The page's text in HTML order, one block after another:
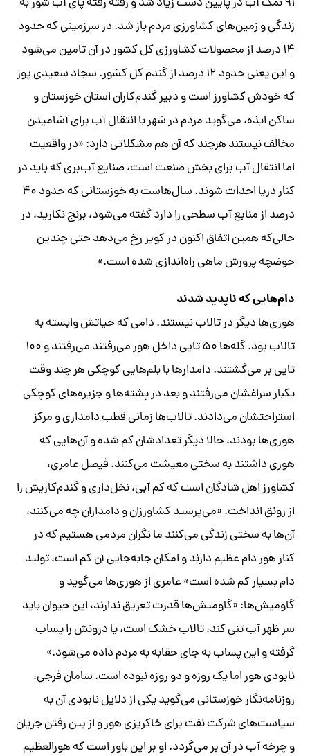
زندگی و زمین‌های کشاورزی مردم باز شد. در سرزمینی که حدود
۱۴ درصد از محصولات کشاورزی کل کشور در آن تامین می‌شود
و این یعنی حدود ۱۲ درصد از گندم کل کشور. سجاد سعیدی پور
که خودش کشاورز است و دبیر گندم‌کاران استان خوزستان و
ساکن ایذه، می‌گوید مردم در شهر با انتقال آب برای آشامیدن
مخالف نیستند هرچند که آن هم مشکلاتی دارد: «در واقعیت
اما انتقال آب برای بخش صنعت است، صنایع آب‌بری که باید در
کنار دریا احداث شوند. سال‌هاست به خوزستانی‌ که حدود ۴۰
درصد از منابع آب سطحی را دارد گفته می‌شود، برنج نکارید، در
حالی‌که همین اتفاق اکنون در کویر رخ می‌دهد حتی چندین
حوضچه پرورش ماهی راه‌اندازی شده است.»
دام‌هایی که ناپدید شدند
هوری‌ها دیگر در تالاب نیستند. دامی که حیاتش وابسته به
تالاب بود. گله‌ها ۵۰ تایی داخل هور می‌رفتند می‌رفتند و ۱۰۰
تایی بر می‌گشتند. دامدارها با بلم‌هایی کوچکی هر چند وقت
یکبار سراغشان می‌رفتند و بعد در پشته‌ها و جزیره‌های کوچکی
استراحتشان می‌دادند. تالاب‌ها زمانی قطب دامداری و مرکز
هوری‌ها بودند، حالا دیگر تعدادشان کم شده و آن‌هایی که
هوری‌ داشتند به سختی معیشت می‌کنند. فیصل عامری،
کشاورز اهل شادگان است که کم آبی، نخل‌داری و گندم‌کاریش را
از رونق انداخت. «می‌پرسید کشاورزان و دامداران چه می‌کنند،
آن‌ها به سختی زندگی می‌کنند ما نگران مردمی هستیم که در
کنار هور دام عظیم دارند و امکان جابه‌جایی آن کم است، تولید
دام بسیار کم شده است» عامری از هوری‌ها می‌گوید و
گاومیش‌ها: «گاومیش‌ها قدرت تعریق ندارند، این حیوان باید
سر ظهر آب تنی کند، تالاب خشک است، یا درونش را پساب
گرفته و این پساب به جای حقابه به مردم داده می‌شود.»
نابودی هور اما یک روزه و دو روزه نبوده است. سامان فرجی،
روزنامه‌نگار خوزستانی می‌گوید یکی از دلایل نابودی آن به
سیاست‌های شرکت نفت برای خاکریزی هور و از بین رفتن جریان
و چرخه آب در آن بر می‌گردد. او بر این باور است که هورالعظیم